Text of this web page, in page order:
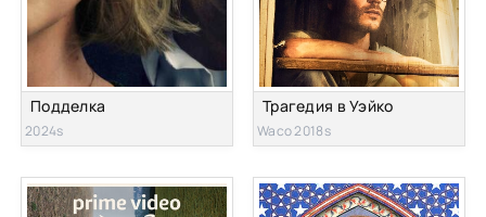
Подделка
2024s
Трагедия в Уэйко
Waco 2018s